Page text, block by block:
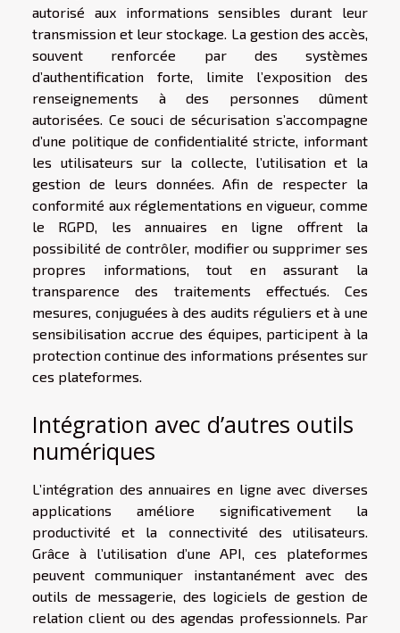
autorisé aux informations sensibles durant leur
transmission et leur stockage. La gestion des accès,
souvent renforcée par des systèmes
d’authentification forte, limite l’exposition des
renseignements à des personnes dûment
autorisées. Ce souci de sécurisation s’accompagne
d’une politique de confidentialité stricte, informant
les utilisateurs sur la collecte, l’utilisation et la
gestion de leurs données. Afin de respecter la
conformité aux réglementations en vigueur, comme
le RGPD, les annuaires en ligne offrent la
possibilité de contrôler, modifier ou supprimer ses
propres informations, tout en assurant la
transparence des traitements effectués. Ces
mesures, conjuguées à des audits réguliers et à une
sensibilisation accrue des équipes, participent à la
protection continue des informations présentes sur
ces plateformes.
Intégration avec d’autres outils
numériques
L’intégration des annuaires en ligne avec diverses
applications améliore significativement la
productivité et la connectivité des utilisateurs.
Grâce à l’utilisation d’une API, ces plateformes
peuvent communiquer instantanément avec des
outils de messagerie, des logiciels de gestion de
relation client ou des agendas professionnels. Par